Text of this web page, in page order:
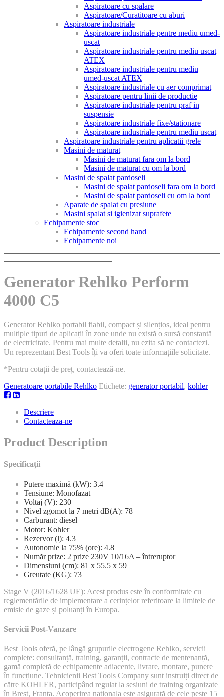
Aspiratoare cu spalare
Aspiratoare/Curatitoare cu aburi
Aspiratoare industriale
Aspiratoare industriale pentre mediu umed-
uscat
Aspiratoare industriale pentru mediu uscat
ATEX
Aspiratoare industriale pentru mediu
umed-uscat ATEX
Aspiratoare industriale cu aer comprimat
Aspiratoare pentru linii de productie
Aspiratoare industriale pentru praf in
suspensie
Aspiratoare industriale fixe/stationare
Aspiratoare industriale pentru mediu uscat
Aspiratoare industriale pentru aplicatii grele
Masini de maturat
Masini de maturat fara om la bord
Masini de maturat cu om la bord
Masini de spalat pardoseli
Masini de spalat pardoseli fara om la bord
Masini de spalat pardoseli cu om la bord
Aparate de spalat cu presiune
Masini spalat si igienizat suprafete
Echipamente stoc
Echipamente second hand
Echipamente noi
Generator Rehlko Perform
4000 C5
Generator Rehlko portabil fiabil, compact și silențios, ideal pentru
multiple tipuri de aplicații în zone unde nu există o sursă constantă
de electricitate. Pentru mai multe detalii, nu ezita să ne contactezi.
Un reprezentant Best Tools îți va oferi toate informațiile solicitate.
*Pentru cotații de preț, contactează-ne.
Generatoare portabile Rehlko Etichete: generator portabil, kohler
Descriere
Contacteaza-ne
Product Description
Specificații
Putere maximă (kW): 3.4
Tensiune: Monofazat
Voltaj (V): 230
Nivel zgomot la 7 metri dB(A): 78
Carburant: diesel
Motor: Kohler
Rezervor (l): 4.3
Autonomie la 75% (ore): 4.8
Număr prize: 2 prize 230V 10/16A – întreruptor
Dimensiuni (cm): 81 x 55.5 x 59
Greutate (KG): 73
Stage V (2016/1628 UE): Acest produs este în conformitate cu
reglementările de implementare a cerințelor referitoare la limitele de
emisie de gaze și poluanți în Europa.
Servicii Post-Vanzare
Best Tools oferă, pe lângă grupurile electrogene Rehlko, servicii
complete: consultanță, training, garanții, contracte de mentenanță,
gamă completă de echipamente adiacente, livrare, montare, punere
în funcțiune. Tehnicienii Best Tools Company sunt instruiți direct de
către KOHLER, participând regulat la sesiuni de training organizate
în Brest, Franța. Acoperirea naționala este asigurată de cele peste 15